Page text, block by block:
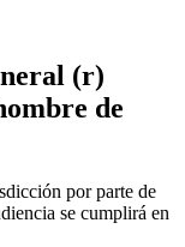
(r)
de
por parte de
se cumplirá en